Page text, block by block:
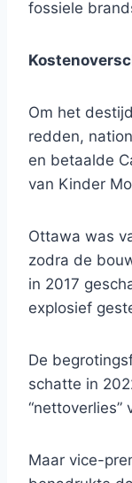
fossiele
Om het
redden,
en betaalde
van Kinder
Ottawa was
zodra de
in 2017
explosief
De
schatte in
“nettoverlies”
Maar vice-